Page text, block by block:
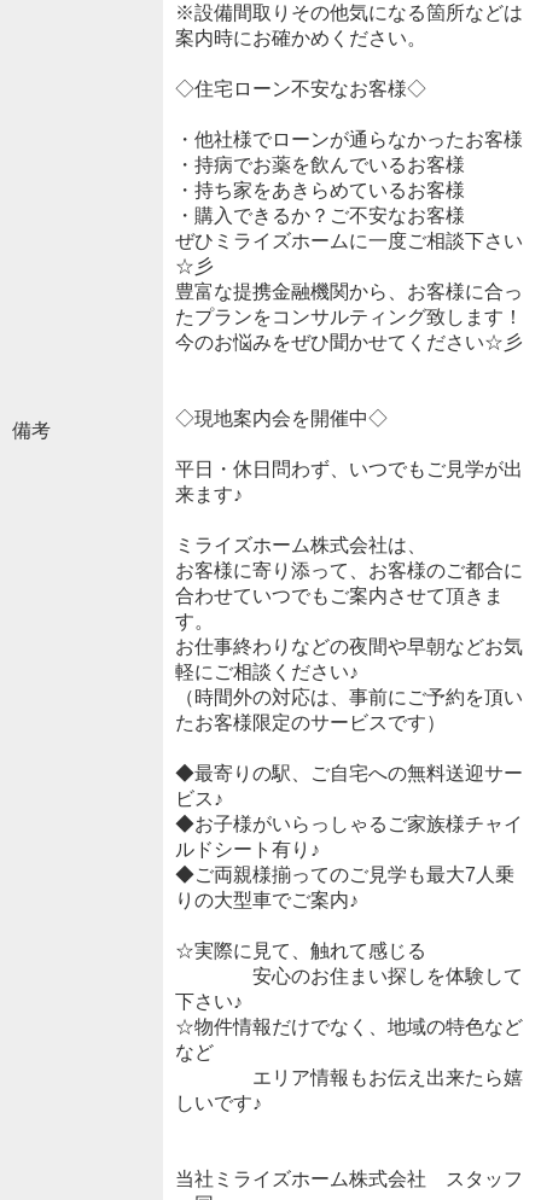
備考
※設備間取りその他気になる箇所などは
案内時にお確かめください。
◇住宅ローン不安なお客様◇
・他社様でローンが通らなかったお客様
・持病でお薬を飲んでいるお客様
・持ち家をあきらめているお客様
・購入できるか？ご不安なお客様
ぜひミライズホームに一度ご相談下さい
☆彡
豊富な提携金融機関から、お客様に合っ
たプランをコンサルティング致します！
今のお悩みをぜひ聞かせてください☆彡
◇現地案内会を開催中◇
平日・休日問わず、いつでもご見学が出
来ます♪
ミライズホーム株式会社は、
お客様に寄り添って、お客様のご都合に
合わせていつでもご案内させて頂きま
す。
お仕事終わりなどの夜間や早朝などお気
軽にご相談ください♪
（時間外の対応は、事前にご予約を頂い
たお客様限定のサービスです）
◆最寄りの駅、ご自宅への無料送迎サー
ビス♪
◆お子様がいらっしゃるご家族様チャイ
ルドシート有り♪
◆ご両親様揃ってのご見学も最大7人乗
りの大型車でご案内♪
☆実際に見て、触れて感じる
安心のお住まい探しを体験して
下さい♪
☆物件情報だけでなく、地域の特色など
など
エリア情報もお伝え出来たら嬉
しいです♪
当社ミライズホーム株式会社 スタッフ